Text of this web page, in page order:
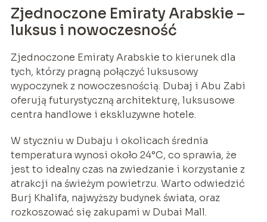
Zjednoczone Emiraty Arabskie –
luksus i nowoczesność
Zjednoczone Emiraty Arabskie to kierunek dla
tych, którzy pragną połączyć luksusowy
wypoczynek z nowoczesnością. Dubaj i Abu Zabi
oferują futurystyczną architekturę, luksusowe
centra handlowe i ekskluzywne hotele.
W styczniu w Dubaju i okolicach średnia
temperatura wynosi około 24°C, co sprawia, że
jest to idealny czas na zwiedzanie i korzystanie z
atrakcji na świeżym powietrzu. Warto odwiedzić
Burj Khalifa, najwyższy budynek świata, oraz
rozkoszować się zakupami w Dubai Mall.